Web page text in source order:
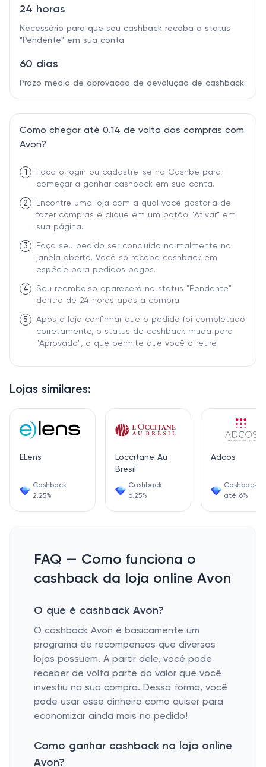
Lojas similares:
ELens
Cashback
2.25%
Loccitane Au
Bresil
Cashback
6.25%
Adcos
Cashback
até 6%
24 horas
Necessário para que seu cashback receba o status
"Pendente" em sua conta
60 dias
Prazo médio de aprovação de devolução de cashback
Como chegar até 0.14 de volta das compras com
Avon?
1
Faça o login ou cadastre-se na Cashbe para
começar a ganhar cashback em sua conta.
2
Encontre uma loja com a qual você gostaria de
fazer compras e clique em um botão "Ativar" em
sua página.
3
Faça seu pedido ser concluído normalmente na
janela aberta. Você só recebe cashback em
espécie para pedidos pagos.
4
Seu reembolso aparecerá no status "Pendente"
dentro de 24 horas após a compra.
5
Após a loja confirmar que o pedido foi completado
corretamente, o status de cashback muda para
"Aprovado", o que permite que você o retire.
FAQ — Como funciona o
cashback da loja online Avon
O que é cashback Avon?
O cashback Avon é basicamente um
programa de recompensas que diversas
lojas possuem. A partir dele, você pode
receber de volta parte do valor que você
investiu na sua compra. Dessa forma, você
pode usar esse dinheiro como quiser para
economizar ainda mais no pedido!
Como ganhar cashback na loja online
Avon?